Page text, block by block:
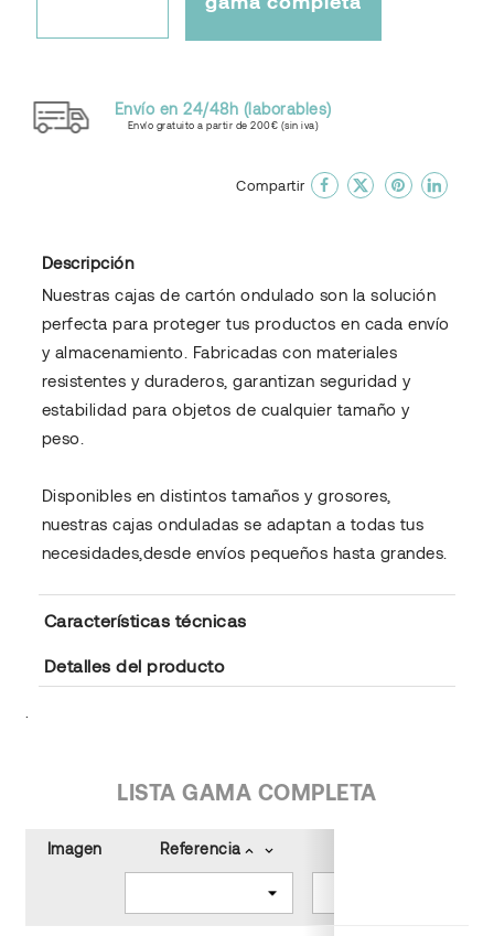
Envío en 24/48h (laborables)
Envío gratuito a partir de 200€ (sin iva)
Compartir
Descripción
Nuestras cajas de cartón ondulado son la solución
perfecta para proteger tus productos en cada envío
y almacenamiento. Fabricadas con materiales
resistentes y duraderos, garantizan seguridad y
estabilidad para objetos de cualquier tamaño y
peso.
Disponibles en distintos tamaños y grosores,
nuestras cajas onduladas se adaptan a todas tus
necesidades,desde envíos pequeños hasta grandes.
Características técnicas
Detalles del producto
LISTA GAMA COMPLETA
Imagen Referencia keyboard_arrow_up keyboard_arrow_down